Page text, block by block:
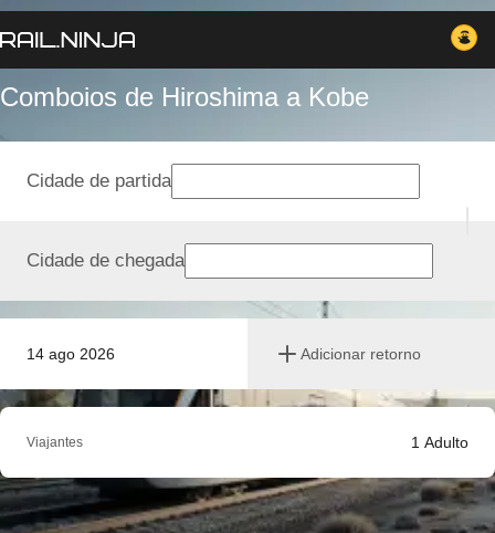
Comboios de Hiroshima a Kobe
14 ago 2026 Adicionar retorno
Cidade de partida
Cidade de chegada
Viajantes 1 Adulto